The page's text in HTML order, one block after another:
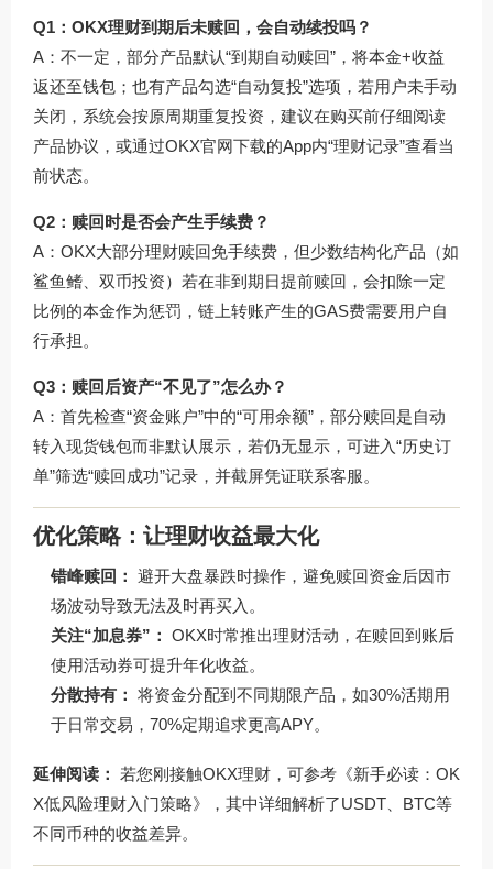
Q1：OKX理财到期后未赎回，会自动续投吗？
A：不一定，部分产品默认“到期自动赎回”，将本金+收益
返还至钱包；也有产品勾选“自动复投”选项，若用户未手动
关闭，系统会按原周期重复投资，建议在购买前仔细阅读
产品协议，或通过OKX官网下载的App内“理财记录”查看当
前状态。
Q2：赎回时是否会产生手续费？
A：OKX大部分理财赎回免手续费，但少数结构化产品（如
鲨鱼鳍、双币投资）若在非到期日提前赎回，会扣除一定
比例的本金作为惩罚，链上转账产生的GAS费需要用户自
行承担。
Q3：赎回后资产“不见了”怎么办？
A：首先检查“资金账户”中的“可用余额”，部分赎回是自动
转入现货钱包而非默认展示，若仍无显示，可进入“历史订
单”筛选“赎回成功”记录，并截屏凭证联系客服。
优化策略：让理财收益最大化
错峰赎回： 避开大盘暴跌时操作，避免赎回资金后因市
场波动导致无法及时再买入。
关注“加息券”： OKX时常推出理财活动，在赎回到账后
使用活动券可提升年化收益。
分散持有： 将资金分配到不同期限产品，如30%活期用
于日常交易，70%定期追求更高APY。
延伸阅读：
若您刚接触OKX理财，可参考《新手必读：OK
X低风险理财入门策略》，其中详细解析了USDT、BTC等
不同币种的收益差异。